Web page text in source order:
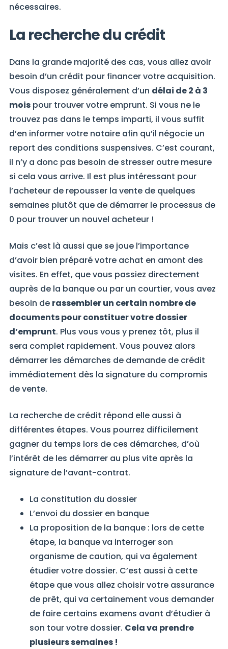
nécessaires.
La recherche du crédit
Dans la grande majorité des cas, vous allez avoir
besoin d’un crédit pour financer votre acquisition.
Vous disposez généralement d’un délai de 2 à 3
moispour trouver votre emprunt. Si vous ne le
trouvez pas dans le temps imparti, il vous suffit
d’en informer votre notaire afin qu’il négocie un
report des conditions suspensives. C’est courant,
il n’y a donc pas besoin de stresser outre mesure
si cela vous arrive. Il est plus intéressant pour
l’acheteur de repousser la vente de quelques
semaines plutôt que de démarrer le processus de
0 pour trouver un nouvel acheteur !
Mais c’est là aussi que se joue l’importance
d’avoir bien préparé votre achat en amont des
visites. En effet, que vous passiez directement
auprès de la banque ou par un courtier, vous avez
besoin de rassembler un certain nombre de
documents pour constituer votre dossier
d’emprunt. Plus vous vous y prenez tôt, plus il
sera complet rapidement. Vous pouvez alors
démarrer les démarches de demande de crédit
immédiatement dès la signature du compromis
de vente.
La recherche de crédit répond elle aussi à
différentes étapes. Vous pourrez difficilement
gagner du temps lors de ces démarches, d’où
l’intérêt de les démarrer au plus vite après la
signature de l’avant-contrat.
La constitution du dossier
L’envoi du dossier en banque
La proposition de la banque : lors de cette
étape, la banque va interroger son
organisme de caution, qui va également
étudier votre dossier. C’est aussi à cette
étape que vous allez choisir votre assurance
de prêt, qui va certainement vous demander
de faire certains examens avant d’étudier à
son tour votre dossier. Cela va prendre
plusieurs semaines !